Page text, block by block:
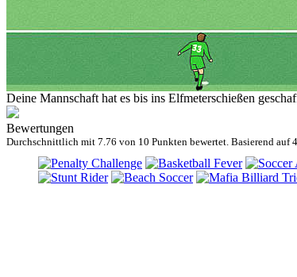
Deine Mannschaft hat es bis ins Elfmeterschießen
Bewertungen
Durchschnittlich mit 7.76 von 10 Punkten bewertet. Basierend auf